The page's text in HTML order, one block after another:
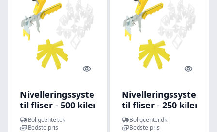
Quick look
Nivelleringssystem
til fliser - 500 kiler,
2.500 klips, 1 mm
Boligcenter.dk
Bedste pris
Quick
Nivelleringssystem
til fliser - 250 kiler,
500 klips, 3 mm
Boligcenter.dk
Bedste pris